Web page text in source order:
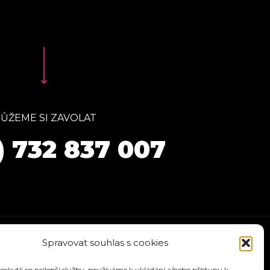
Spravovat souhlas s cookies
SI ZAVOLAT
732 837 007